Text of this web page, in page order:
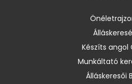
Készíts angol
Munkáltató
Álláskeresői